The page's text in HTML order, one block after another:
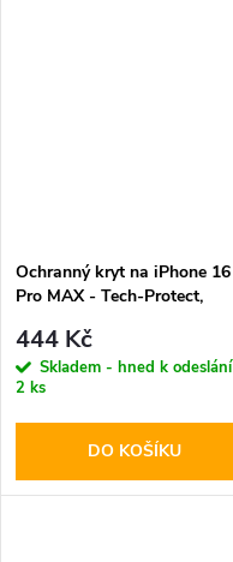
Ochranný kryt na iPhone 16
Pro MAX - Tech-Protect,
444 Kč
Skladem - hned k odeslání
2 ks
DO KOŠÍKU